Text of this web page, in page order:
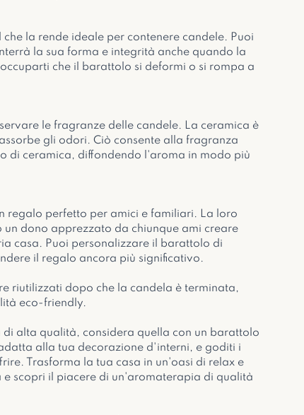
la rende ideale per contenere candele. Puoi
la sua forma e integrità anche quando la
che il barattolo si deformi o si rompa a
le fragranze delle candele. La ceramica è
gli odori. Ciò consente alla fragranza
di ceramica, diffondendo l'aroma in modo più
regalo perfetto per amici e familiari. La loro
dono apprezzato da chiunque ami creare
casa. Puoi personalizzare il barattolo di
il regalo ancora più significativo.
riutilizzati dopo che la candela è terminata,
eco-friendly.
alta qualità, considera quella con un barattolo
alla tua decorazione d'interni, e goditi i
Trasforma la tua casa in un'oasi di relax e
e scopri il piacere di un'aromaterapia di qualità